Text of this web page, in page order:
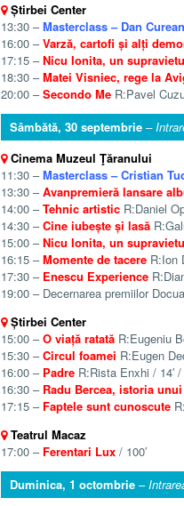
Știrbei Center
13:30 –Masterclass – Dan Curean
16:00 –Varză, cartofi și alți
17:15 –Nicu Ionita, un
18:30 –Matei Visniec, rege la
20:00 –Secondo Me R:Pavel
Sâmbătă, 30 septembrie –
Cinema Muzeul Ţăranului
11:30 –Masterclass – Cristian
13:30 –Avanpremieră lansare
14:00 –Tehnic artistic R:Daniel
14:30 –Cine iubește și lasă
15:00 –Nicu Ionita, un
16:15 –Momente de tacere R:Ion
17:30 – Enescu Experience
19:00 – Decernarea premiilor
Știrbei Center
15:00 –O viață ratată R:Eugeniu
15:30 –Circul foamei R:Eugen
16:00 – Padre R:Rista Enxhi / 14′
16:30 – Radu Bercea, istoria
17:15 – Faptele sunt cunoscute
Teatrul Macaz
17:00 –Ferentari Lux / 100′
Duminica, 1 octombrie –